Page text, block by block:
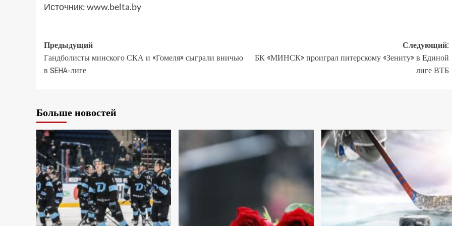
Источник:www.belta.by
Предыдущий
Гандболисты минского СКА и «Гомеля» сыграли вничью
в SEHA-лиге
Следующий:
БК «МИНСК» проиграл питерскому «Зениту» в Единой
лиге ВТБ
Больше новостей